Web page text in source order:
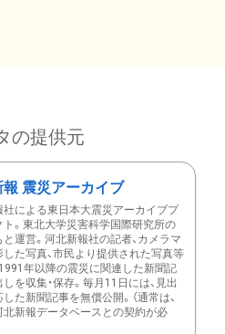
の提供元
震災アーカイブ
社による東日本大震災アーカイブプ
ト。東北大学災害科学国際研究所の
運営。河北新報社の記者、カメラマ
した写真、市民より提供された写真等
1991年以降の震災に関連した新聞記
を収集・保存。毎月11日には、見出
た新聞記事を無償公開。（通常は、
北新報データベースとの契約が必